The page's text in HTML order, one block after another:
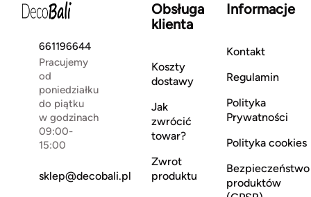
661196644
Pracujemy
od
poniedziałku
do piątku
w godzinach
09:00-
15:00
sklep@decobali.pl
Obsługa
klienta
Koszty
dostawy
Jak
zwrócić
towar?
Zwrot
produktu
Informacje
Kontakt
Regulamin
Polityka
Prywatności
Polityka cookies
Bezpieczeństwo
produktów